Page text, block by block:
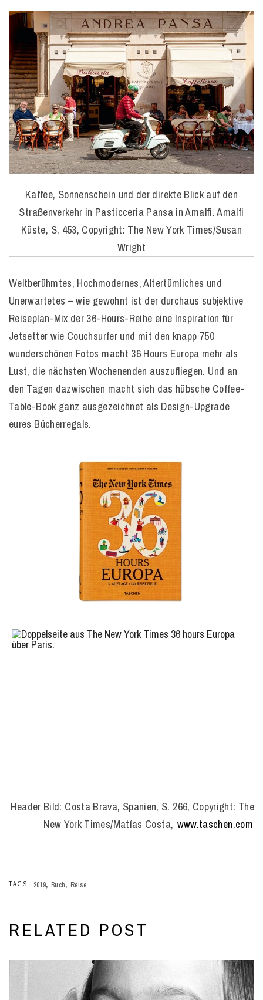
Kaffee, Sonnenschein und der direkte Blick auf den
Straßenverkehr in Pasticceria Pansa in Amalfi. Amalfi
Küste, S. 453, Copyright: The New York Times/Susan
Wright
Weltberühmtes, Hochmodernes, Altertümliches und
Unerwartetes – wie gewohnt ist der durchaus subjektive
Reiseplan-Mix der 36-Hours-Reihe eine Inspiration für
Jetsetter wie Couchsurfer und mit den knapp 750
wunderschönen Fotos macht 36 Hours Europa mehr als
Lust, die nächsten Wochenenden auszufliegen. Und an
den Tagen dazwischen macht sich das hübsche Coffee-
Table-Book ganz ausgezeichnet als Design-Upgrade
eures Bücherregals.
Header Bild: Costa Brava, Spanien, S. 266, Copyright: The
New York Times/Matías Costa, www.taschen.com
TAGS 2019, Buch, Reise
RELATED POST